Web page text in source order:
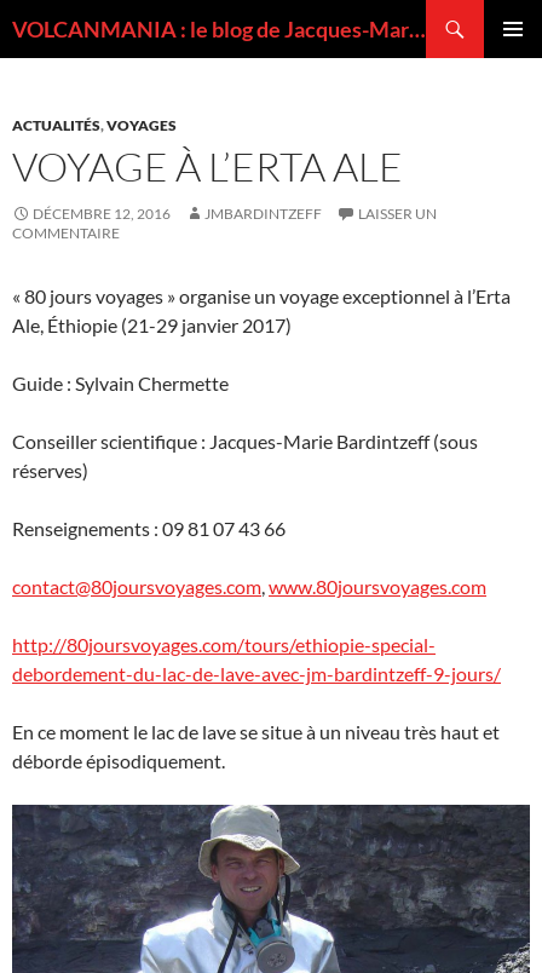
VOLCANMANIA : le blog de Jacques-Marie BARDINTZEFF, volcanologue
ACTUALITÉS,VOYAGES
VOYAGE À L’ERTA ALE
DÉCEMBRE 12, 2016 JMBARDINTZEFF
LAISSER UN
COMMENTAIRE
« 80 jours voyages » organise un voyage exceptionnel à l’Erta
Ale, Éthiopie (21-29 janvier 2017)
Guide : Sylvain Chermette
Conseiller scientifique : Jacques-Marie Bardintzeff (sous
réserves)
Renseignements : 09 81 07 43 66
contact@80joursvoyages.com,www.80joursvoyages.com
http://80joursvoyages.com/tours/ethiopie-special-
debordement-du-lac-de-lave-avec-jm-bardintzeff-9-jours/
En ce moment le lac de lave se situe à un niveau très haut et
déborde épisodiquement.